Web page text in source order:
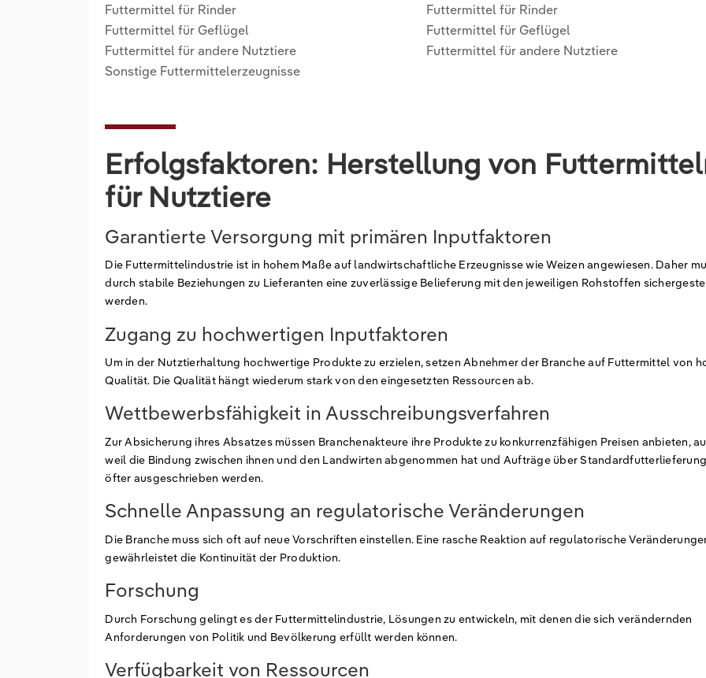
Futtermittel für Rinder
Futtermittel für Geflügel
Futtermittel für andere Nutztiere
Sonstige Futtermittelerzeugnisse
Futtermittel für Rinder
Futtermittel für Geflügel
Futtermittel für andere Nutztiere
Erfolgsfaktoren: Herstellung von
für Nutztiere
Garantierte Versorgung mit primären Inputfaktoren
Die Futtermittelindustrie ist in hohem Maße auf landwirtschaftliche Erzeugnisse wie Weizen angewiesen. Daher
durch stabile Beziehungen zu Lieferanten eine zuverlässige Belieferung mit den jeweiligen Rohstoffen
werden.
Zugang zu hochwertigen Inputfaktoren
Um in der Nutztierhaltung hochwertige Produkte zu erzielen, setzen Abnehmer der Branche auf Futtermittel von
Qualität. Die Qualität hängt wiederum stark von den eingesetzten Ressourcen ab.
Wettbewerbsfähigkeit in Ausschreibungsverfahren
Zur Absicherung ihres Absatzes müssen Branchenakteure ihre Produkte zu konkurrenzfähigen Preisen anbieten,
weil die Bindung zwischen ihnen und den Landwirten abgenommen hat und Aufträge über
öfter ausgeschrieben werden.
Schnelle Anpassung an regulatorische Veränderungen
Die Branche muss sich oft auf neue Vorschriften einstellen. Eine rasche Reaktion auf regulatorische
gewährleistet die Kontinuität der Produktion.
Forschung
Durch Forschung gelingt es der Futtermittelindustrie, Lösungen zu entwickeln, mit denen die sich verändernden
Anforderungen von Politik und Bevölkerung erfüllt werden können.
Verfügbarkeit von Ressourcen